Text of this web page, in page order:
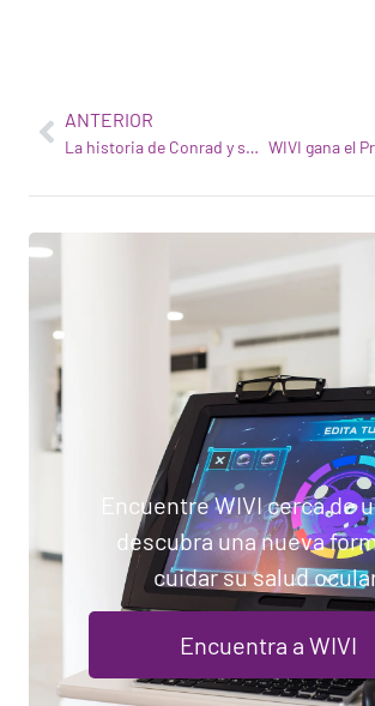
ANTERIOR
La historia de Conrad y su experiencia con la WIVI
Encuentre WIVI cerca de
descubra una nueva
cuidar su salud
Encuentra a WIVI